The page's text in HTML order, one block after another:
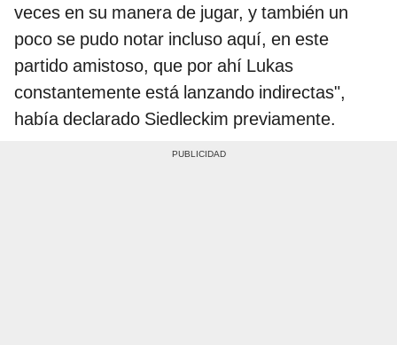
veces en su manera de jugar, y también un
poco se pudo notar incluso aquí, en este
partido amistoso, que por ahí Lukas
constantemente está lanzando indirectas",
había declarado Siedleckim previamente.